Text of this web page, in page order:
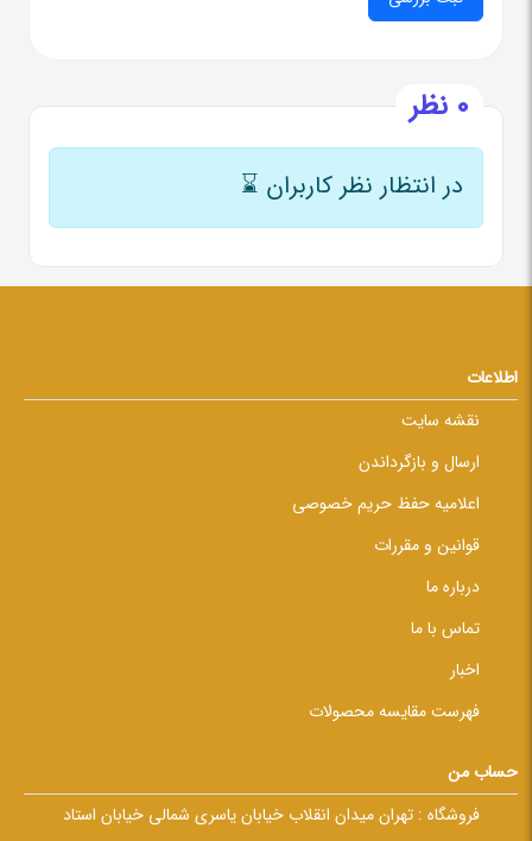
0 نظر
در انتظار نظر کاربران ⌛
اطلاعات
نقشه سایت
ارسال و بازگرداندن
اعلامیه حفظ حریم خصوصی
قوانین و مقررات
درباره ما
تماس با ما
اخبار
فهرست مقایسه محصولات
حساب من
فروشگاه : تهران میدان انقلاب خیابان یاسری شمالی خیابان استاد